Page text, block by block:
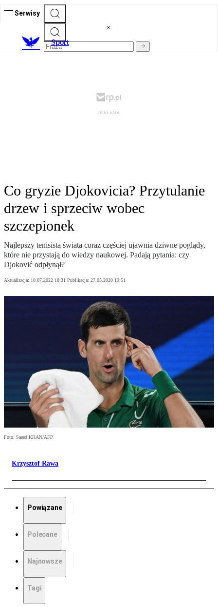
Serwisy
Sport
Co gryzie Djokovicia? Przytulanie
drzew i sprzeciw wobec
szczepionek
Najlepszy tenisista świata coraz częściej ujawnia dziwne poglądy,
które nie przystają do wiedzy naukowej. Padają pytania: czy
Djoković odpłynął?
Aktualizacja: 10.07.2022 18:31 Publikacja: 27.05.2020 19:51
Foto: Saeed KHAN/AFP
Krzysztof Rawa
Powiązane
Polecane
Najnowsze
Tagi